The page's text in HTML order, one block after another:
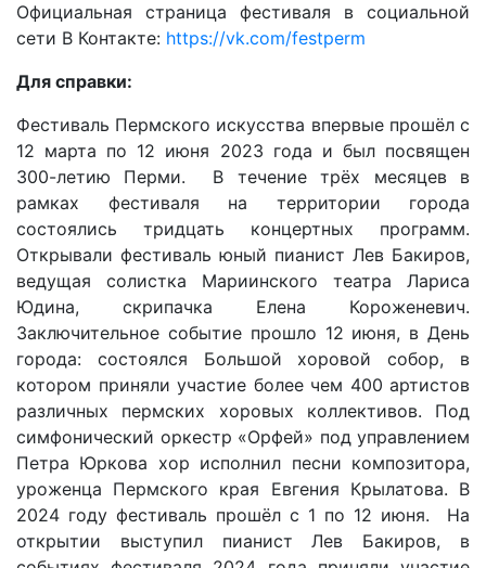
Официальная страница фестиваля в социальной
сети В Контакте: https://vk.com/festperm
Для справки:
Фестиваль Пермского искусства впервые прошёл с
12 марта по 12 июня 2023 года и был посвящен
300-летию Перми. В течение трёх месяцев в
рамках фестиваля на территории города
состоялись тридцать концертных программ.
Открывали фестиваль юный пианист Лев Бакиров,
ведущая солистка Мариинского театра Лариса
Юдина, скрипачка Елена Короженевич.
Заключительное событие прошло 12 июня, в День
города: состоялся Большой хоровой собор, в
котором приняли участие более чем 400 артистов
различных пермских хоровых коллективов. Под
симфонический оркестр «Орфей» под управлением
Петра Юркова хор исполнил песни композитора,
уроженца Пермского края Евгения Крылатова. В
2024 году фестиваль прошёл с 1 по 12 июня. На
открытии выступил пианист Лев Бакиров, в